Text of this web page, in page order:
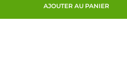
AJOUTER AU PANIER